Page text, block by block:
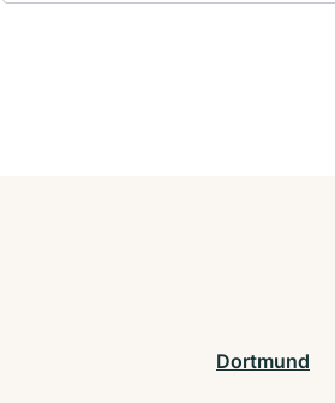
Dortmund